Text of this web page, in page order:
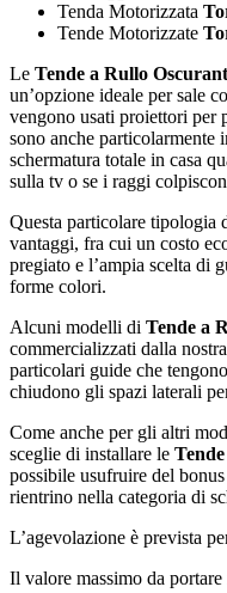
Tenda Motorizzata
Tende Motorizzate
Le Tende a Rullo
un’opzione ideale per sale
vengono usati proiettori per
sono anche particolarmente
schermatura totale in casa
sulla tv o se i raggi
Questa particolare tipologia
vantaggi, fra cui un costo
pregiato e l’ampia scelta di
forme colori.
Alcuni modelli di Tende a
commercializzati dalla
particolari guide che
chiudono gli spazi laterali
Come anche per gli altri
sceglie di installare le
possibile usufruire del
rientrino nella categoria di
L’agevolazione è prevista
Il valore massimo da